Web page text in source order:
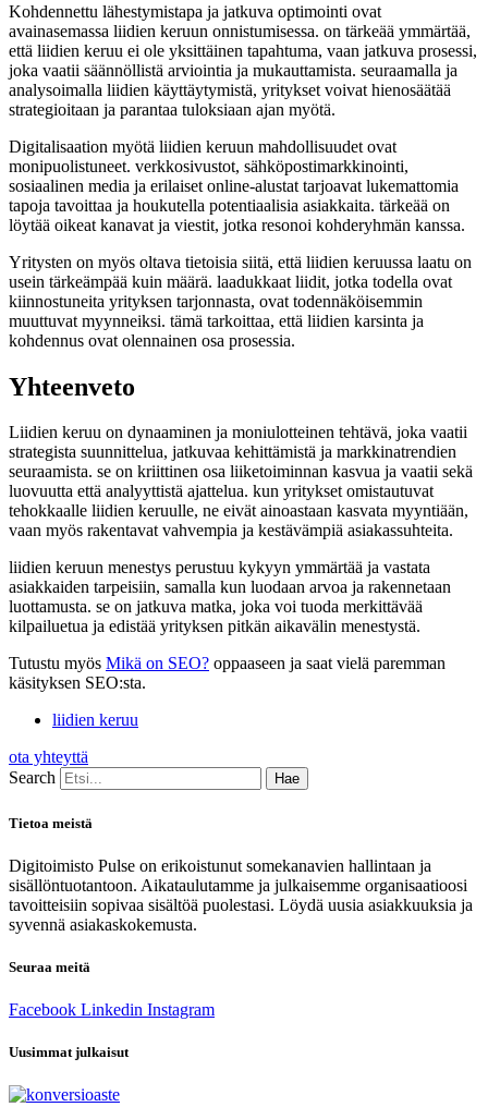
Kohdennettu lähestymistapa ja jatkuva optimointi ovat
avainasemassa liidien keruun onnistumisessa. on tärkeää ymmärtää,
että liidien keruu ei ole yksittäinen tapahtuma, vaan jatkuva prosessi,
joka vaatii säännöllistä arviointia ja mukauttamista. seuraamalla ja
analysoimalla liidien käyttäytymistä, yritykset voivat hienosäätää
strategioitaan ja parantaa tuloksiaan ajan myötä.
Digitalisaation myötä liidien keruun mahdollisuudet ovat
monipuolistuneet. verkkosivustot, sähköpostimarkkinointi,
sosiaalinen media ja erilaiset online-alustat tarjoavat lukemattomia
tapoja tavoittaa ja houkutella potentiaalisia asiakkaita. tärkeää on
löytää oikeat kanavat ja viestit, jotka resonoi kohderyhmän kanssa.
Yritysten on myös oltava tietoisia siitä, että liidien keruussa laatu on
usein tärkeämpää kuin määrä. laadukkaat liidit, jotka todella ovat
kiinnostuneita yrityksen tarjonnasta, ovat todennäköisemmin
muuttuvat myynneiksi. tämä tarkoittaa, että liidien karsinta ja
kohdennus ovat olennainen osa prosessia.
Yhteenveto
Liidien keruu on dynaaminen ja moniulotteinen tehtävä, joka vaatii
strategista suunnittelua, jatkuvaa kehittämistä ja markkinatrendien
seuraamista. se on kriittinen osa liiketoiminnan kasvua ja vaatii sekä
luovuutta että analyyttistä ajattelua. kun yritykset omistautuvat
tehokkaalle liidien keruulle, ne eivät ainoastaan kasvata myyntiään,
vaan myös rakentavat vahvempia ja kestävämpiä asiakassuhteita.
liidien keruun menestys perustuu kykyyn ymmärtää ja vastata
asiakkaiden tarpeisiin, samalla kun luodaan arvoa ja rakennetaan
luottamusta. se on jatkuva matka, joka voi tuoda merkittävää
kilpailuetua ja edistää yrityksen pitkän aikavälin menestystä.
Tutustu myös Mikä on SEO? oppaaseen ja saat vielä paremman
käsityksen SEO:sta.
liidien keruu
ota yhteyttä
Search
Hae
Tietoa meistä
Digitoimisto Pulse on erikoistunut somekanavien hallintaan ja
sisällöntuotantoon. Aikataulutamme ja julkaisemme organisaatioosi
tavoitteisiin sopivaa sisältöä puolestasi. Löydä uusia asiakkuuksia ja
syvennä asiakaskokemusta.
Seuraa meitä
Facebook Linkedin Instagram
Uusimmat julkaisut